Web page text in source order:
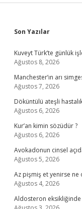
Sidebar
Son Yazılar
Kuveyt Türk’te günlük
Ağustos 8, 2026
Manchester’ın arı
Ağustos 7, 2026
Döküntülü ateşli
Ağustos 6, 2026
Kur’an kimin sözüdür ?
Ağustos 6, 2026
Avokadonun cinsel
Ağustos 5, 2026
Az pişmiş et yenirse ne
Ağustos 4, 2026
Aldosteron eksikliğinde